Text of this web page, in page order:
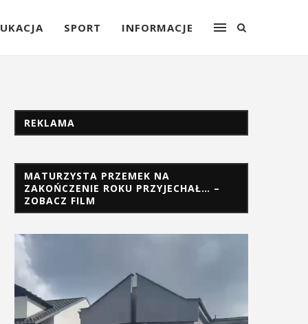
SPORT INFORMACJE
REKLAMA
MATURZYSTA PRZEMEK NA
ZAKOŃCZENIE ROKU PRZYJECHAŁ… –
ZOBACZ FILM
Odtwarzacz
video